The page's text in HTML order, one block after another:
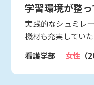
学習環境が整
実践的なシュミレ
機材も充実していた
看護学部
女性 （